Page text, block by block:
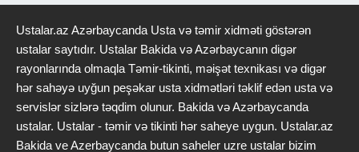
Ustalar.az Azərbaycanda Usta və təmir xidməti göstərən
ustalar saytıdır. Ustalar Bakida və Azərbaycanın digər
rayonlarında olmaqla Təmir-tikinti, məişət texnikası və digər
hər sahəyə uyğun peşəkar usta xidmətləri təklif edən usta və
servislər sizlərə təqdim olunur. Bakida və Azərbaycanda
ustalar. Ustalar - təmir və tikinti hər saheye uygun. Ustalar.az
Bakida ve Azerbaycanda butun saheler uzre ustalar bizim